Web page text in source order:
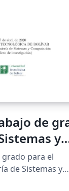
de
y
para el
de Sistemas y
Abril 2020